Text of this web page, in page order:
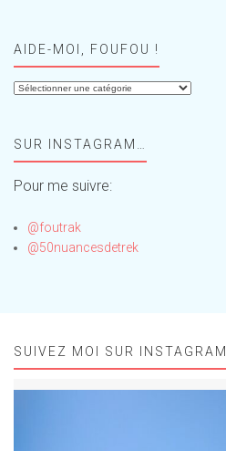
AIDE-MOI, FOUFOU !
Aide-
!SUR INSTAGRAM…
Pour me suivre:
@foutrak
@50nuancesdetrek
SUIVEZ MOI SUR INSTAGRAM